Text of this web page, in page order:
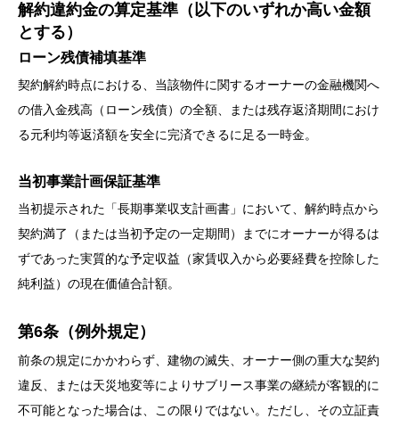
解約違約金の算定基準（以下のいずれか高い金額
とする）
ローン残債補填基準
契約解約時点における、当該物件に関するオーナーの金融機関へ
の借入金残高（ローン残債）の全額、または残存返済期間におけ
る元利均等返済額を安全に完済できるに足る一時金。
当初事業計画保証基準
当初提示された「長期事業収支計画書」において、解約時点から
契約満了（または当初予定の一定期間）までにオーナーが得るは
ずであった実質的な予定収益（家賃収入から必要経費を控除した
純利益）の現在価値合計額。
第6条（例外規定）
前条の規定にかかわらず、建物の滅失、オーナー側の重大な契約
違反、または天災地変等によりサブリース事業の継続が客観的に
不可能となった場合は、この限りではない。ただし、その立証責